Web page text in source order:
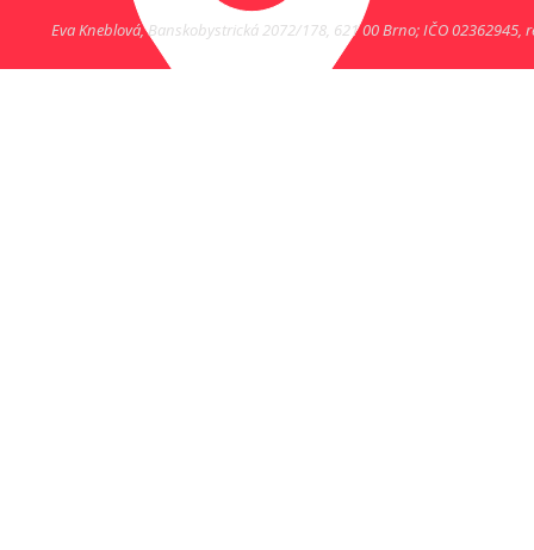
Eva Kneblová, Banskobystrická 2072/178, 621 00 Brno; IČO